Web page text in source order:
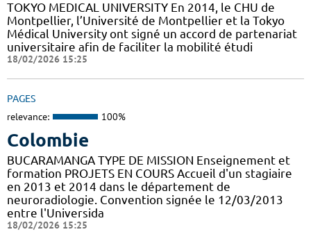
TOKYO MEDICAL UNIVERSITY En 2014, le CHU de
Montpellier, l’Université de Montpellier et la Tokyo
Médical University ont signé un accord de partenariat
universitaire afin de faciliter la mobilité étudi
18/02/2026 15:25
PAGES
relevance: 100%
Colombie
BUCARAMANGA TYPE DE MISSION Enseignement et
formation PROJETS EN COURS Accueil d'un stagiaire
en 2013 et 2014 dans le département de
neuroradiologie. Convention signée le 12/03/2013
entre l'Universida
18/02/2026 15:25